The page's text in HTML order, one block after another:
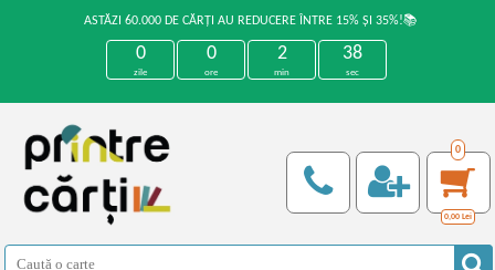
ASTĂZI 60.000 DE CĂRȚI AU REDUCERE ÎNTRE 15% ȘI 35%!📚
0
zile
0
ore
2
min
37
sec
0
0,00 Lei